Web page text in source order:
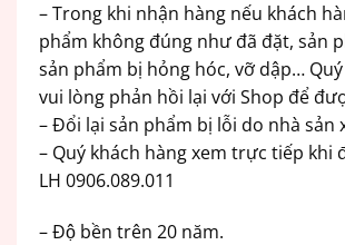
– Trong khi nhận hàng nếu khách
phẩm không đúng như đã đặt, sản
sản phẩm bị hỏng hóc, vỡ dập…
vui lòng phản hồi lại với Shop để
– Đổi lại sản phẩm bị lỗi do nhà sản
– Quý khách hàng xem trực tiếp khi
LH 0906.089.011
– Độ bền trên 20 năm.